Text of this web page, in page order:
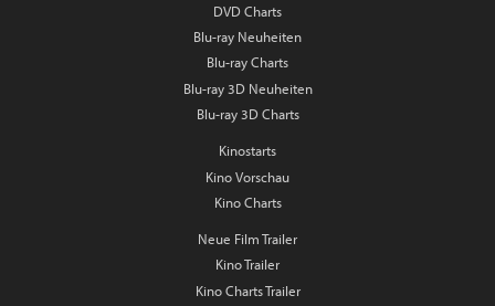
DVD Charts
Blu-ray Neuheiten
Blu-ray Charts
Blu-ray 3D Neuheiten
Blu-ray 3D Charts
Kinostarts
Kino Vorschau
Kino Charts
Neue Film Trailer
Kino Trailer
Kino Charts Trailer